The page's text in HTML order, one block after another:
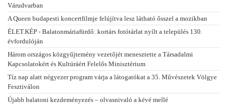
Várudvarban
A Queen budapesti koncertfilmje felújítva lesz látható ősszel a mozikban
ÉLET.KÉP - Balatonmáriafürdő: kortárs fotótárlat nyílt a település 130.
évfordulóján
Három országos közgyűjtemény vezetőjét menesztette a Társadalmi
Kapcsolatokért és Kultúráért Felelős Minisztérium
Tíz nap alatt négyezer program várja a látogatókat a 35. Művészetek Völgye
Fesztiválon
Újabb balatoni kezdeményezés – olvasnivaló a kévé mellé